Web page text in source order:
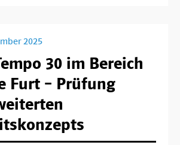
2025
30 im Bereich
Furt – Prüfung